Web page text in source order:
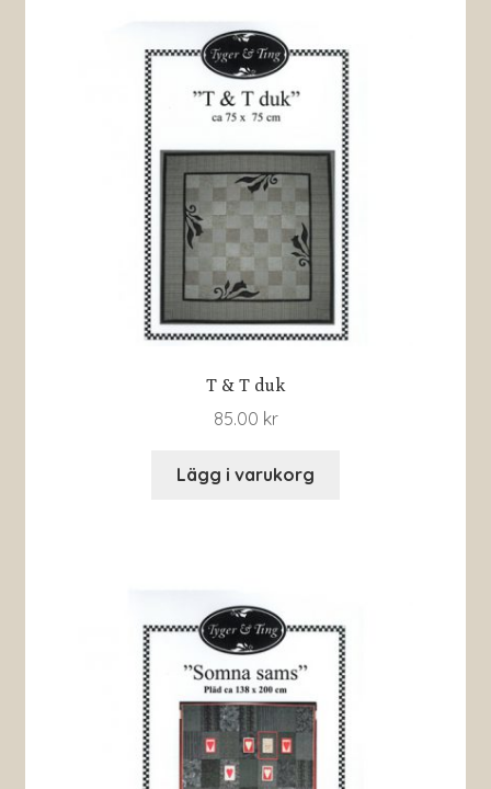
T & T duk
85.00 kr
Lägg i varukorg